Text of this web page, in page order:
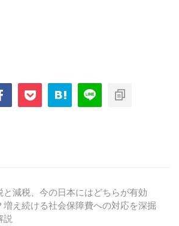
と減税、今の日本にはどちらが有効
増え続ける社会保障費への対応を深掘
説